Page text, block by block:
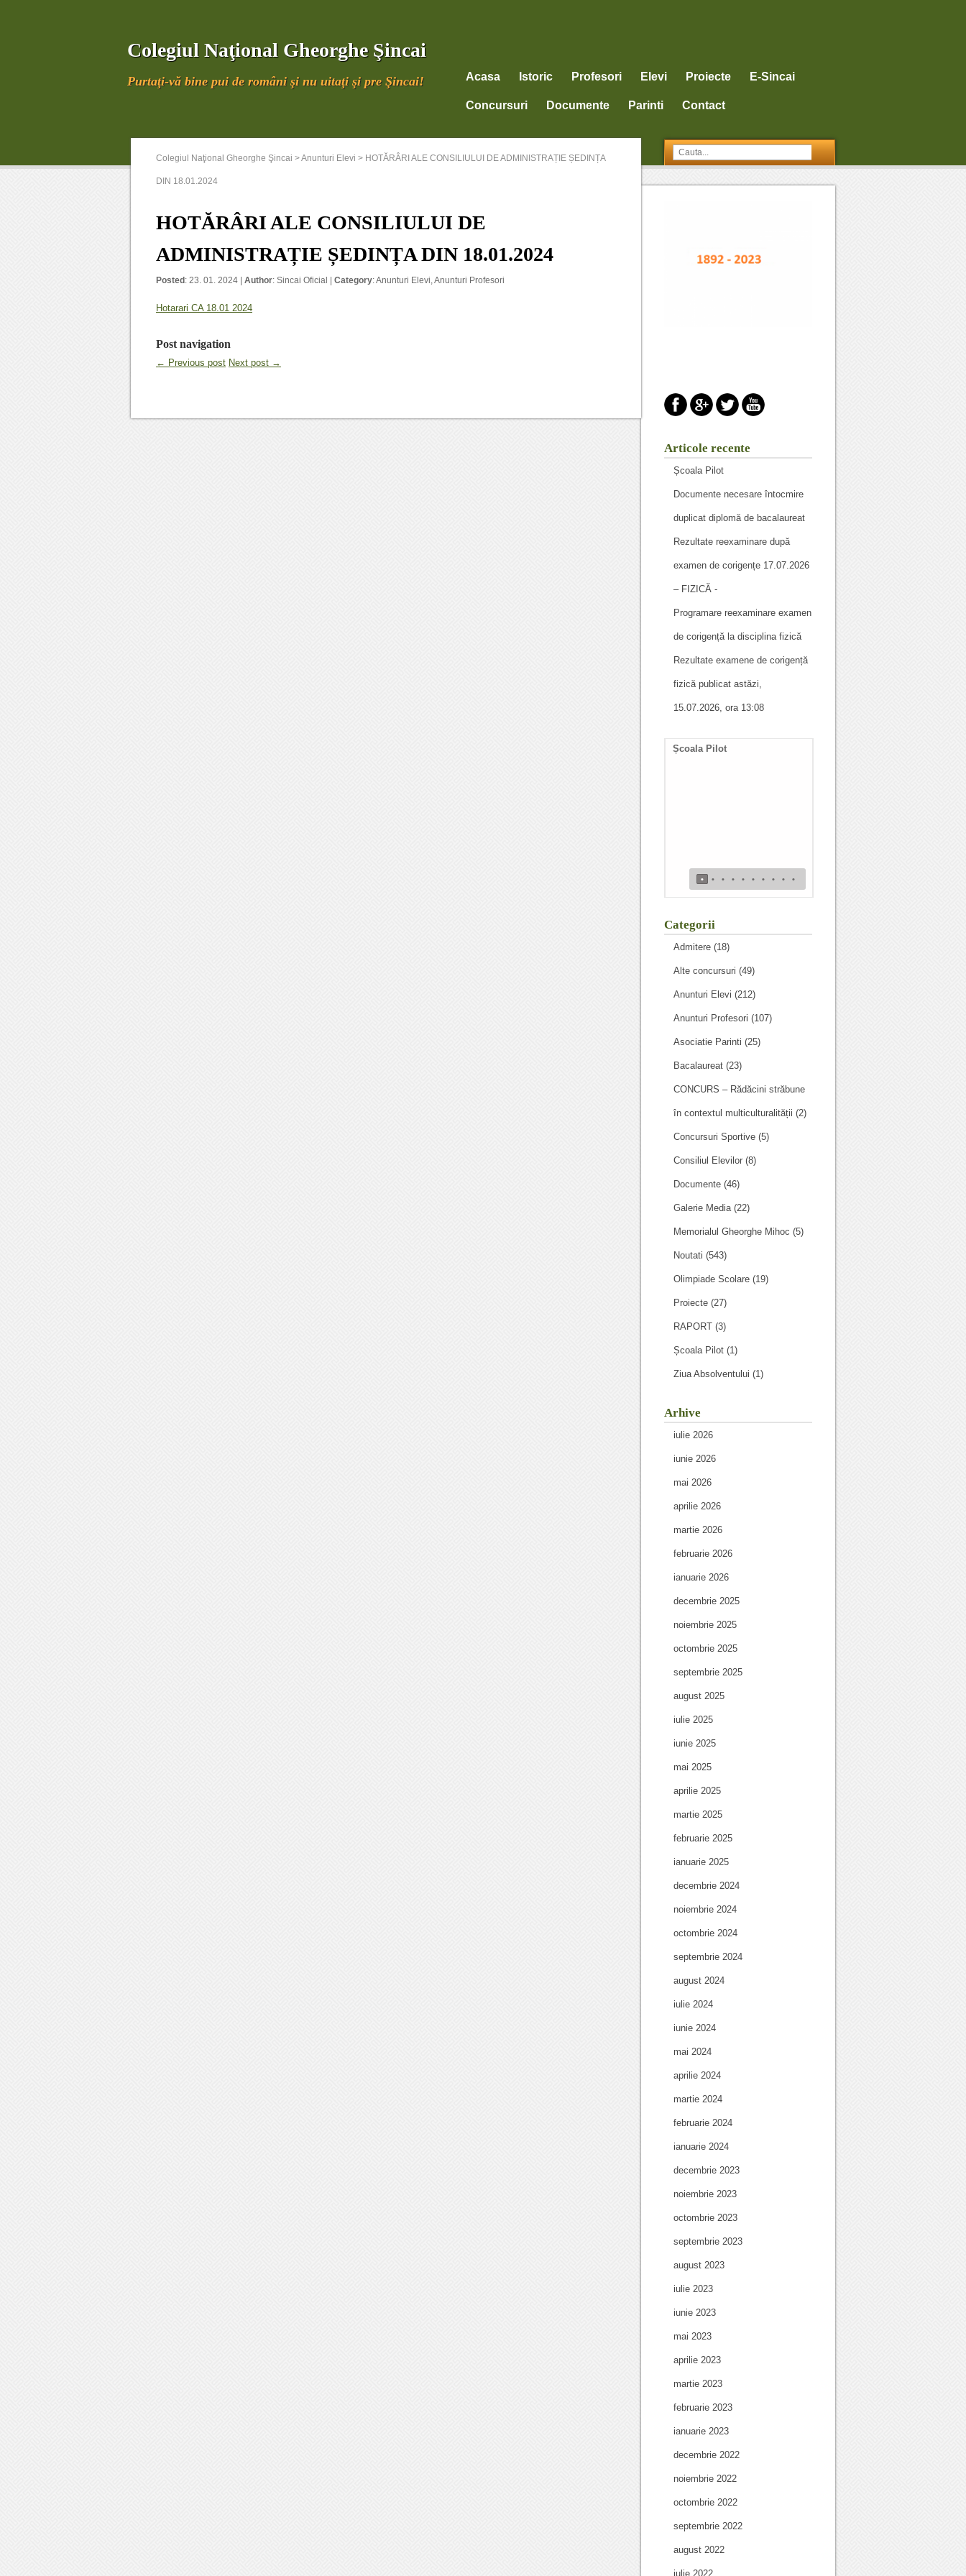
Colegiul Naţional Gheorghe Şincai
Purtaţi-vă bine pui de români şi nu uitaţi şi pre Şincai! Acasa Istoric Profesori Elevi Proiecte E-Sincai
Concursuri Documente Parinti Contact
Colegiul Naţional Gheorghe Şincai >Anunturi Elevi > HOTĂRÂRI ALE CONSILIULUI DE ADMINISTRAȚIE ȘEDINȚA
DIN 18.01.2024
HOTĂRÂRI ALE CONSILIULUI DE
ADMINISTRAȚIE ȘEDINȚA DIN 18.01.2024
Posted : 23. 01. 2024 | Author: Sincai Oficial Category:Anunturi Elevi,Anunturi Profesori
Hotarari CA 18.01 2024
Post navigation
← Previous post Next post →
Articole recente
Școala Pilot
Documente necesare întocmire
duplicat diplomă de bacalaureat
Rezultate reexaminare după
examen de corigențe 17.07.2026
– FIZICĂ -
Programare reexaminare examen
de corigență la disciplina fizică
Rezultate examene de corigență
fizică publicat astăzi,
15.07.2026, ora 13:08
Școala Pilot
• • • • • • • • • •
Categorii
Admitere (18)
Alte concursuri (49)
Anunturi Elevi (212)
Anunturi Profesori (107)
Asociatie Parinti (25)
Bacalaureat (23)
CONCURS – Rădăcini străbune
în contextul multiculturalității (2)
Concursuri Sportive (5)
Consiliul Elevilor (8)
Documente (46)
Galerie Media (22)
Memorialul Gheorghe Mihoc (5)
Noutati (543)
Olimpiade Scolare (19)
Proiecte (27)
RAPORT (3)
Școala Pilot (1)
Ziua Absolventului (1)
Arhive
iulie 2026
iunie 2026
mai 2026
aprilie 2026
martie 2026
februarie 2026
ianuarie 2026
decembrie 2025
noiembrie 2025
octombrie 2025
septembrie 2025
august 2025
iulie 2025
iunie 2025
mai 2025
aprilie 2025
martie 2025
februarie 2025
ianuarie 2025
decembrie 2024
noiembrie 2024
octombrie 2024
septembrie 2024
august 2024
iulie 2024
iunie 2024
mai 2024
aprilie 2024
martie 2024
februarie 2024
ianuarie 2024
decembrie 2023
noiembrie 2023
octombrie 2023
septembrie 2023
august 2023
iulie 2023
iunie 2023
mai 2023
aprilie 2023
martie 2023
februarie 2023
ianuarie 2023
decembrie 2022
noiembrie 2022
octombrie 2022
septembrie 2022
august 2022
iulie 2022